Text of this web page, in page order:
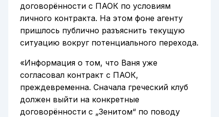
договорённости с ПАОК по условиям
личного контракта. На этом фоне агенту
пришлось публично разъяснить текущую
ситуацию вокруг потенциального перехода.
«Информация о том, что Ваня уже
согласовал контракт с ПАОК,
преждевременна. Сначала греческий клуб
должен выйти на конкретные
договорённости с „Зенитом“ по поводу